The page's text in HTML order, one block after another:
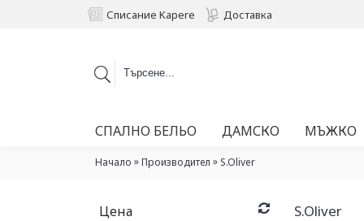
Списание Kapere Доставка
СПАЛНО БЕЛЬО ДАМСКО МЪЖКО
Начало »Производител » S.Oliver
Цена S.Oliver